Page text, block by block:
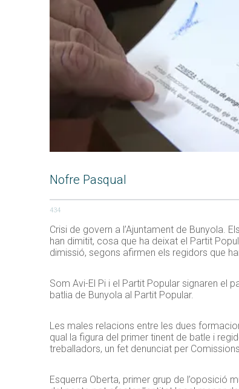
Nofre Pasqual
434
Crisi de govern a l’Ajuntament de Bunyola.
han dimitit, cosa que ha deixat el Partit
dimissió, segons afirmen els regidors que
Som Avi-El Pi i el Partit Popular signaren el
batlia de Bunyola al Partit Popular.
Les males relacions entre les dues
qual la figura del primer tinent de batle i
treballadors, un fet denunciat per
Esquerra Oberta, primer grup de l’oposició